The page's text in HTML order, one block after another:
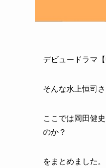
デビュードラマ
そんな水上恒司
ここでは岡田健
のか？
をまとめました。